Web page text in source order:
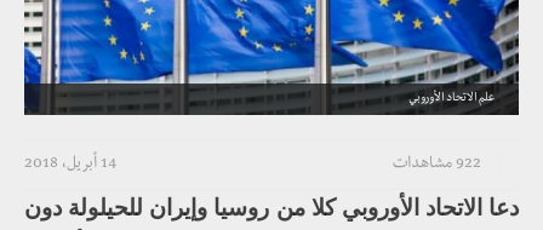
علم الاتحاد الأوروبي
14 أبريل، 2018 922 مشاهدات
دعا الاتحاد الأوروبي كلا من روسيا وإيران للحيلولة دون